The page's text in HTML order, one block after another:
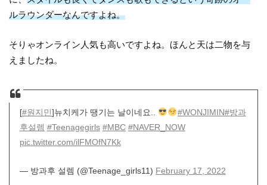
ルラウンダーなんですよね。
そりゃオンライン人気も高いですよね。ほんと天は二物を与
えましたね。
[#원지민]뉴치케가 땡기는 날이네요.. #WONJIMIN#방과
후설렘 #Teenagegirls #MBC #NAVER_NOW
pic.twitter.com/ilFMOfN7Kk
— 방과후 설렘 (@Teenage_girls11) February 17, 2022